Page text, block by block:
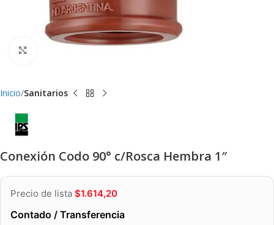
Inicio Sanitarios
Conexión Codo 90° c/Rosca Hembra 1″
Precio de lista $1.614,20
Contado / Transferencia